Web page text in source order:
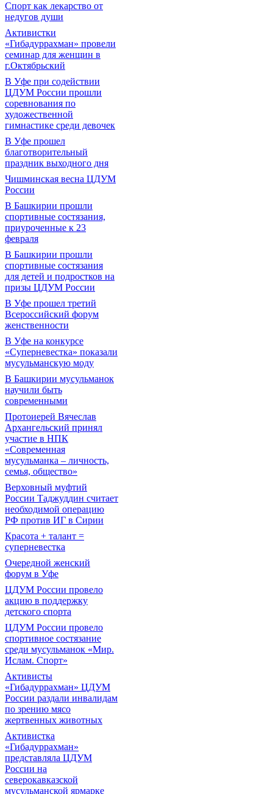
Спорт как лекарство от
недугов души
Активистки
«Гибадуррахман» провели
семинар для женщин в
г.Октябрьский
В Уфе при содействии
ЦДУМ России прошли
соревнования по
художественной
гимнастике среди девочек
В Уфе прошел
благотворительный
праздник выходного дня
Чишминская весна ЦДУМ
России
В Башкирии прошли
спортивные состязания,
приуроченные к 23
февраля
В Башкирии прошли
спортивные состязания
для детей и подростков на
призы ЦДУМ России
В Уфе прошел третий
Всероссийский форум
женственности
В Уфе на конкурсе
«Суперневестка» показали
мусульманскую моду
В Башкирии мусульманок
научили быть
современными
Протоиерей Вячеслав
Архангельский принял
участие в НПК
«Современная
мусульманка – личность,
семья, общество»
Верховный муфтий
России Таджуддин считает
необходимой операцию
РФ против ИГ в Сирии
Красота + талант =
суперневестка
Очередной женский
форум в Уфе
ЦДУМ России провело
акцию в поддержку
детского спорта
ЦДУМ России провело
спортивное состязание
среди мусульманок «Мир.
Ислам. Спорт»
Активисты
«Гибадуррахман» ЦДУМ
России раздали инвалидам
по зрению мясо
жертвенных животных
Активистка
«Гибадуррахман»
представляла ЦДУМ
России на
северокавказской
мусульманской ярмарке